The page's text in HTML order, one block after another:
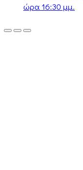
ώρα 16:30 μμ.